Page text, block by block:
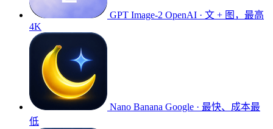
GPT Image-2 OpenAI · 文 + 图，最高
4K
Nano Banana Google · 最快、成本最
低